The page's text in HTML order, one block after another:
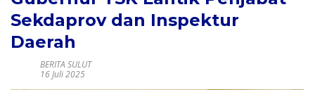
Sekdaprov dan Inspektur
Daerah
BERITA SULUT
16 Juli 2025